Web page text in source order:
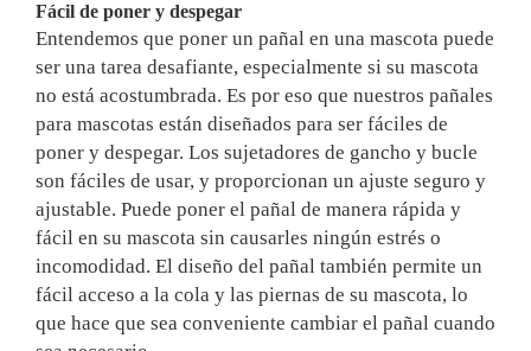
Fácil de poner y despegar
Entendemos que poner un pañal en una mascota puede
ser una tarea desafiante, especialmente si su mascota
no está acostumbrada. Es por eso que nuestros pañales
para mascotas están diseñados para ser fáciles de
poner y despegar. Los sujetadores de gancho y bucle
son fáciles de usar, y proporcionan un ajuste seguro y
ajustable. Puede poner el pañal de manera rápida y
fácil en su mascota sin causarles ningún estrés o
incomodidad. El diseño del pañal también permite un
fácil acceso a la cola y las piernas de su mascota, lo
que hace que sea conveniente cambiar el pañal cuando